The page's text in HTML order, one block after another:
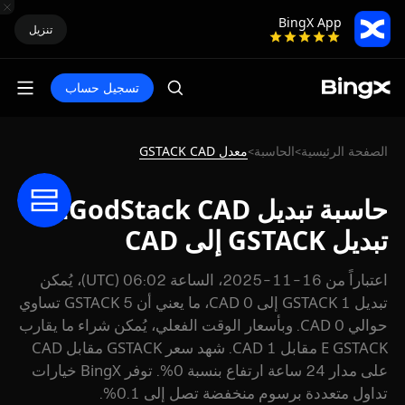
BingX App تنزيل
تسجيل حساب
الصفحة الرئيسية>الحاسبة>معدل GSTACK CAD
حاسبة تبديل GodStack CAD:
تبديل GSTACK إلى CAD
اعتباراً من 16-11-2025، الساعة 06:02 (UTC)، يُمكن
تبديل 1 GSTACK إلى 0 CAD، ما يعني أن 5 GSTACK تساوي
حوالي 0 CAD. وبأسعار الوقت الفعلي، يُمكن شراء ما يقارب
E GSTACK مقابل 1 CAD. شهد سعر GSTACK مقابل CAD
على مدار 24 ساعة ارتفاع بنسبة 0%. توفر BingX خيارات
تداول متعددة برسوم منخفضة تصل إلى 0.1%.